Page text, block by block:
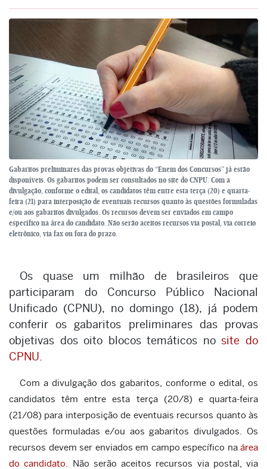
Gabaritos preliminares das provas objetivas do “Enem dos Concursos” já estão
disponíveis. Os gabaritos podem ser consultados no site do CNPU. Com a
divulgação, conforme o edital, os candidatos têm entre esta terça (20) e quarta-
feira (21) para interposição de eventuais recursos quanto às questões formuladas
e/ou aos gabaritos divulgados. Os recursos devem ser enviados em campo
específico na área do candidato. Não serão aceitos recursos via postal, via correio
eletrônico, via fax ou fora do prazo.
Os quase um milhão de brasileiros que
participaram do Concurso Público Nacional
Unificado (CPNU), no domingo (18), já podem
conferir os gabaritos preliminares das provas
objetivas dos oito blocos temáticos no site do
CPNU
Com a divulgação dos gabaritos, conforme o edital, os
candidatos têm entre esta terça (20/8) e quarta-feira
(21/08) para interposição de eventuais recursos quanto às
questões formuladas e/ou aos gabaritos divulgados. Os
recursos devem ser enviados em campo específico na área
do candidato . Não serão aceitos recursos via postal, via